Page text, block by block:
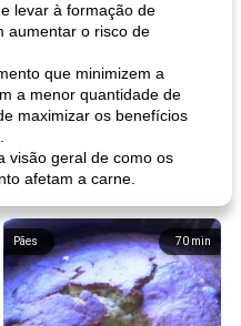
levar à formação de
aumentar o risco de
que minimizem a
a menor quantidade de
maximizar os benefícios
visão geral de como os
afetam a carne.
70 min
Pães